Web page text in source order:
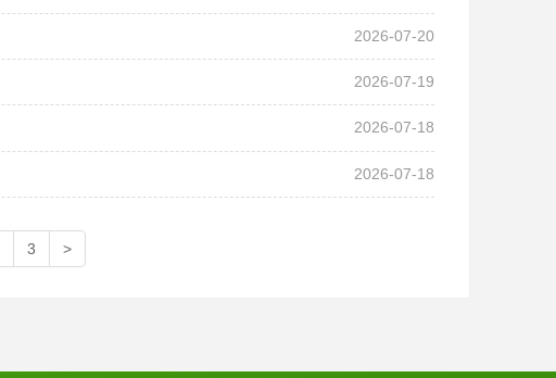
2026-07-20
2026-07-19
2026-07-18
2026-07-18
3 >